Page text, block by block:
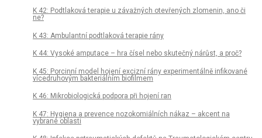
K 42: Podtlaková terapie u závažných otevřených zlomenin, ano či
ne?
K 43: Ambulantní podtlaková terapie rány
K 44: Vysoké amputace – hra čísel nebo skutečný nárůst, a proč?
K 45: Porcinní model hojení excizní rány experimentálně infikované
vícedruhovým bakteriálním biofilmem
K 46: Mikrobiologická podpora při hojení ran
K 47: Hygiena a prevence nozokomiálních nákaz – akcent na
vybrané oblasti